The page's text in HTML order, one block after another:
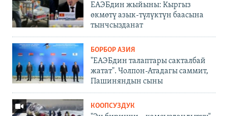
ЕАЭБдин жыйыны: Кыргыз
өкмөтү азык-түлүктүн баасына
тынчсызданат
БОРБОР АЗИЯ
"ЕАЭБдин талаптары сакталбай
жатат". Чолпон-Атадагы саммит,
Пашиняндын сыны
КООПСУЗДУК